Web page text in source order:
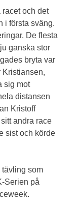
racet och det
i första sväng.
De flesta
ganska stor
bryta var
Kristiansen,
sig mot
distansen
Kristoff
andra race
sist och körde
tävling som
Serien på